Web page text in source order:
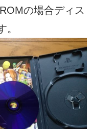
の場合ディス
。